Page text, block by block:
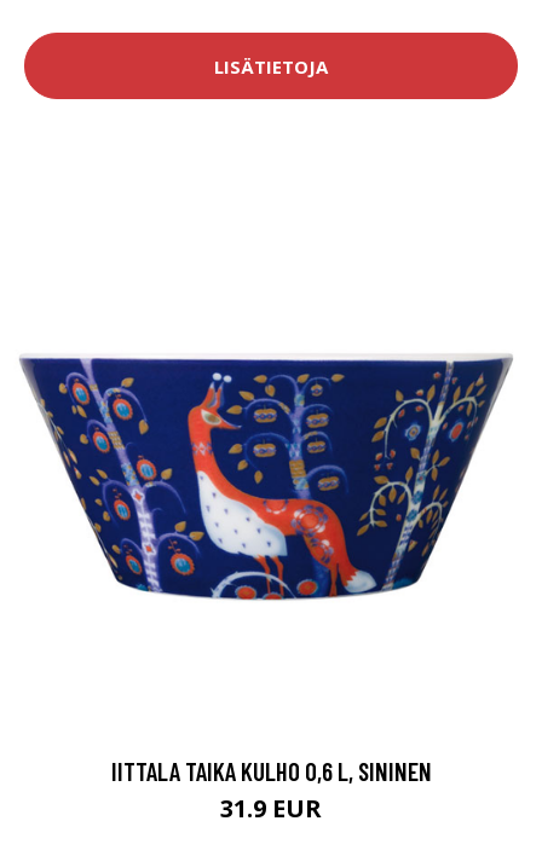
LISÄTIETOJA
IITTALA TAIKA KULHO 0,6 L, SININEN
31.9 EUR